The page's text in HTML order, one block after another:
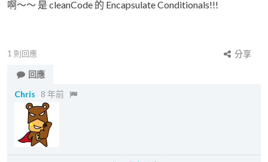
啊～～ 是 cleanCode 的 Encapsulate Conditionals!!!
1 則回應
分享
回應
Chris
8 年前